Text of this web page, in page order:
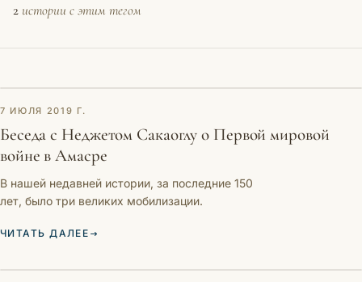
2истории с этим тегом
ОЧЕРК
7 ИЮЛЯ 2019 Г.
Беседа с Неджетом Сакаоглу о Первой мировой
войне в Амасре
В нашей недавней истории, за последние 150
лет, было три великих мобилизации.
ЧИТАТЬ ДАЛЕЕ